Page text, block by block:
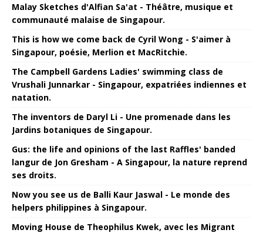
Malay Sketches d'Alfian Sa'at - Théâtre, musique et
communauté malaise de Singapour.
This is how we come back de Cyril Wong - S'aimer à
Singapour, poésie, Merlion et MacRitchie.
The Campbell Gardens Ladies' swimming class de
Vrushali Junnarkar - Singapour, expatriées indiennes et
natation.
The inventors de Daryl Li - Une promenade dans les
Jardins botaniques de Singapour.
Gus: the life and opinions of the last Raffles' banded
langur de Jon Gresham - A Singapour, la nature reprend
ses droits.
Now you see us de Balli Kaur Jaswal - Le monde des
helpers philippines à Singapour.
Moving House de Theophilus Kwek, avec les Migrant